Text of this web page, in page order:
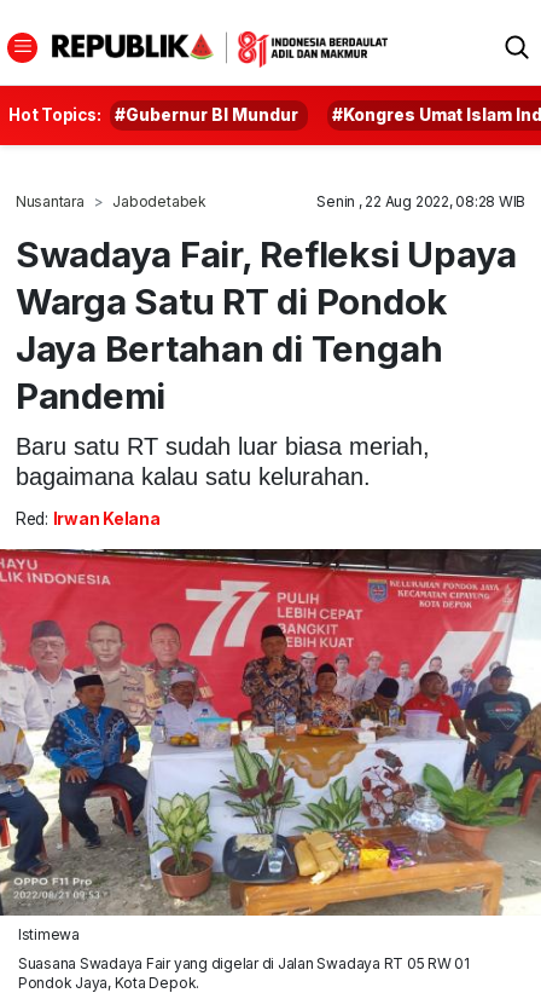
Hot Topics: #Gubernur BI Mundur #Kongres Umat Islam
Nusantara Jabodetabek Senin , 22 Aug 2022, 08:28 WIB
Swadaya Fair, Refleksi Upaya
Warga Satu RT di Pondok
Jaya Bertahan di Tengah
Pandemi
Baru satu RT sudah luar biasa meriah,
bagaimana kalau satu kelurahan.
Red: Irwan Kelana
Istimewa
Suasana Swadaya Fair yang digelar di Jalan Swadaya RT 05 RW 01
Pondok Jaya, Kota Depok.